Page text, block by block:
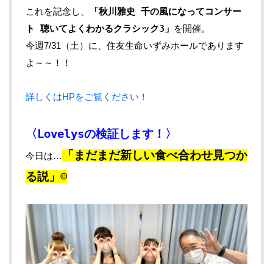
これを記念し、
「秋川雅史 千の風になってコンサー
ト 聴いてよくわかるクラシック3」 を開催。
今週7/31（土）に、住友生命いずみホールであります
よ～～！！
詳しくはHPをご覧ください！
〈Lovelysの検証します！〉
今日は…
「まだまだ新しい食べ合わせ見つか
る説」☺